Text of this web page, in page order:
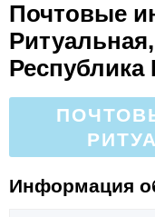
Почтовые
Республика
Информация